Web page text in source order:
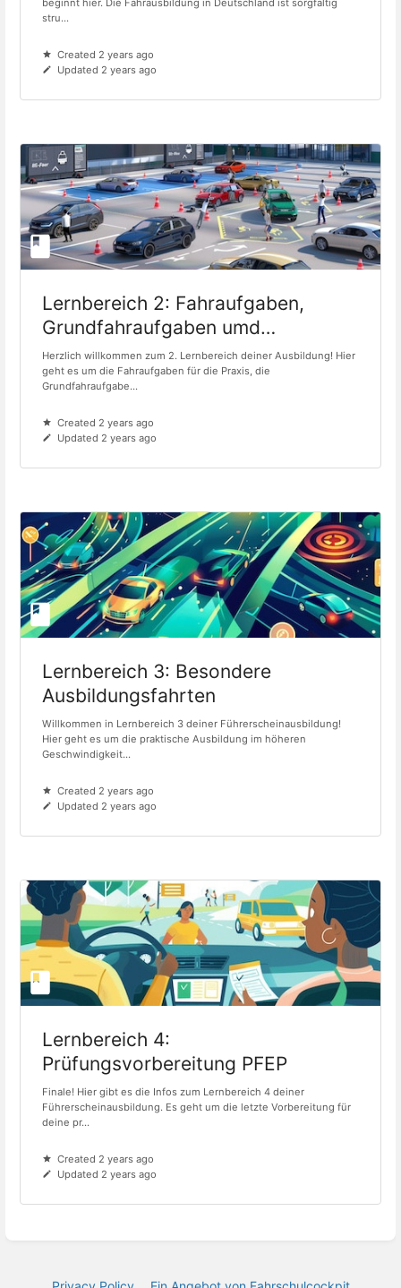
beginnt hier. Die Fahrausbildung in Deutschland ist sorgfältig
stru...
Created 2 years ago
Updated 2 years ago
Lernbereich 2: Fahraufgaben,
Grundfahraufgaben umd
Prüfungsvorbereitung TFEP
Herzlich willkommen zum 2. Lernbereich deiner Ausbildung! Hier
geht es um die Fahraufgaben für die Praxis, die
Grundfahraufgabe...
Created 2 years ago
Updated 2 years ago
Lernbereich 3: Besondere
Ausbildungsfahrten
Willkommen in Lernbereich 3 deiner Führerscheinausbildung!
Hier geht es um die praktische Ausbildung im höheren
Geschwindigkeit...
Created 2 years ago
Updated 2 years ago
Lernbereich 4:
Prüfungsvorbereitung PFEP
Finale! Hier gibt es die Infos zum Lernbereich 4 deiner
Führerscheinausbildung. Es geht um die letzte Vorbereitung für
deine pr...
Created 2 years ago
Updated 2 years ago